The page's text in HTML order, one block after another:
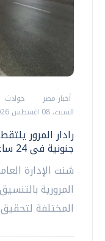
أخبار مصر
حوادث
السبت، 08 اغسطس 2026 09:01 ص
جنونية فى 24 ساعة
شنت الإدارة
المرورية
المختلفة